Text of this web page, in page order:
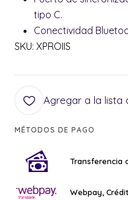
tipo C.
Conectividad
SKU: XPROIIS
Agregar a la lista
MÉTODOS DE PAGO
Transferencia
Webpay,